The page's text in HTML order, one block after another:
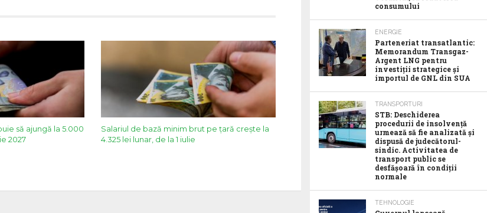
să ajungă la 5.000
2027
Salariul de bază minim brut pe țară crește la
4.325 lei lunar, de la 1 iulie
consumului
ENERGIE
Parteneriat transatlantic:
Memorandum Transgaz-
Argent LNG pentru
investiții strategice și
importul de GNL din SUA
TRANSPORTURI
STB: Deschiderea
procedurii de insolvență
urmează să fie analizată și
dispusă de judecătorul-
sindic. Activitatea de
transport public se
desfășoară în condiții
normale
TEHNOLOGIE